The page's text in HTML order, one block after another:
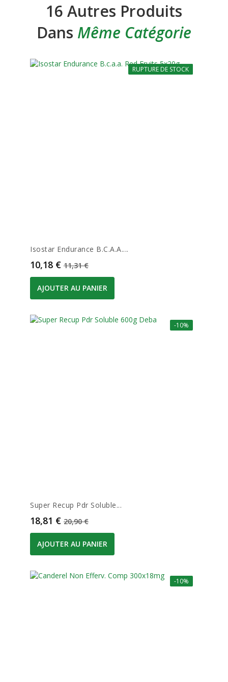
16 Autres Produits
Dans Même Catégorie
-10%
RUPTURE DE STOCK
Isostar Endurance B.c.a.a....
Prix
10,18 € Prix de base
11,31 €
AJOUTER AU PANIER
-10%
Super Recup Pdr Soluble...
Prix
18,81 € Prix de base
20,90 €
AJOUTER AU PANIER
-10%